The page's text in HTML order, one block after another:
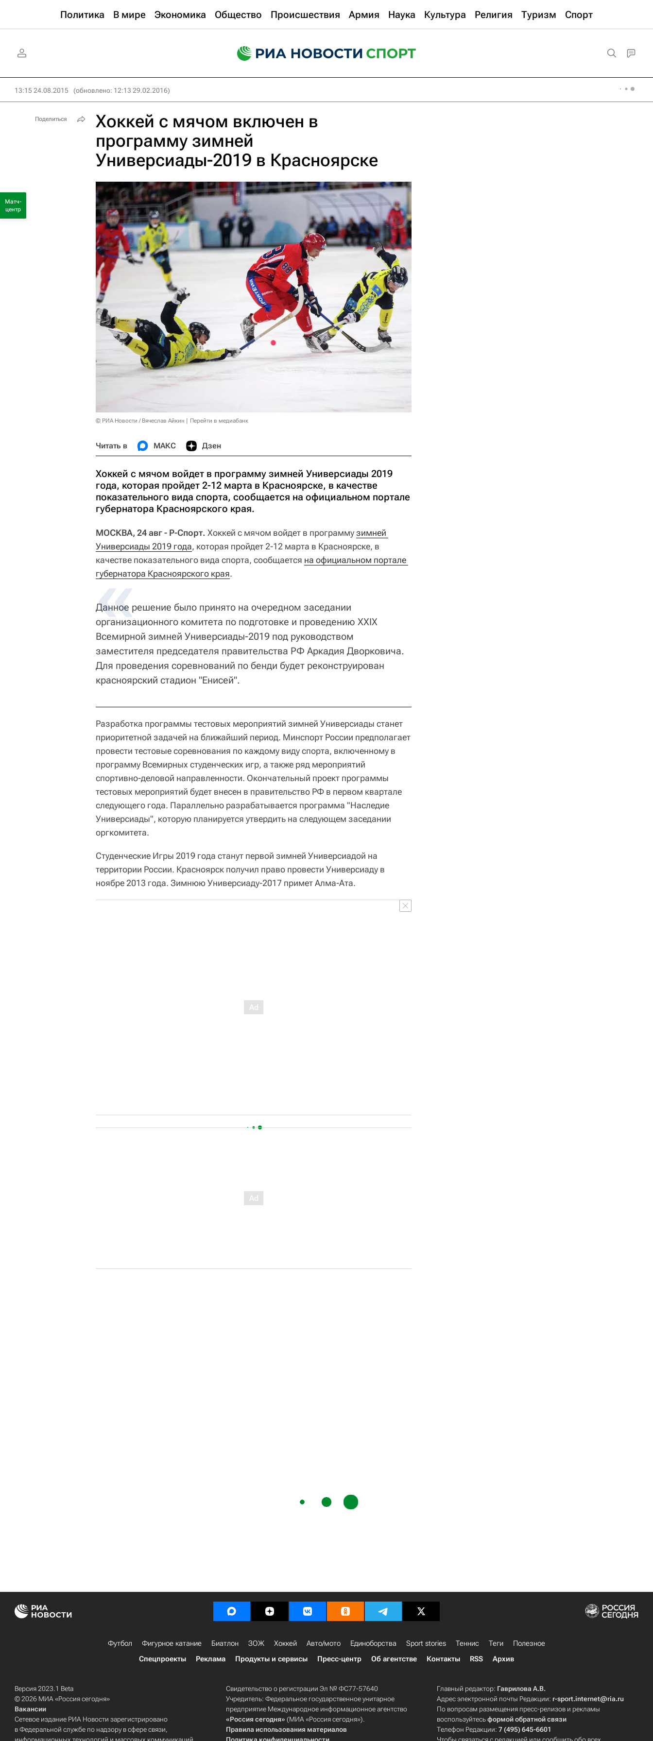
Политика В мире Экономика Общество Происшествия Армия Наука Культура Религия Туризм Спорт
13:15 24.08.2015 (обновлено: 12:13 29.02.2016)
Хоккей с мячом включен в
программу зимней
Универсиады-2019 в Красноярске
© РИА Новости / Вячеслав Айкин Перейти в медиабанк
Читать в МАКС Дзен
Хоккей с мячом войдет в программу зимней Универсиады 2019
года, которая пройдет 2-12 марта в Красноярске, в качестве
показательного вида спорта, сообщается на официальном портале
губернатора Красноярского края.
МОСКВА, 24 авг - Р-Спорт. Хоккей с мячом войдет в программузимней
Универсиады 2019 года, которая пройдет 2-12 марта в Красноярске, в
качестве показательного вида спорта, сообщается на официальном портале
губернатора Красноярского края.
Данное решение было принято на очередном заседании
организационного комитета по подготовке и проведению XXIX
Всемирной зимней Универсиады-2019 под руководством
заместителя председателя правительства РФ Аркадия Дворковича.
Для проведения соревнований по бенди будет реконструирован
красноярский стадион "Енисей".
Разработка программы тестовых мероприятий зимней Универсиады станет
приоритетной задачей на ближайший период. Минспорт России предполагает
провести тестовые соревнования по каждому виду спорта, включенному в
программу Всемирных студенческих игр, а также ряд мероприятий
спортивно-деловой направленности. Окончательный проект программы
тестовых мероприятий будет внесен в правительство РФ в первом квартале
следующего года. Параллельно разрабатывается программа "Наследие
Универсиады", которую планируется утвердить на следующем заседании
оргкомитета.
Студенческие Игры 2019 года станут первой зимней Универсиадой на
территории России. Красноярск получил право провести Универсиаду в
ноябре 2013 года. Зимнюю Универсиаду-2017 примет Алма-Ата.
Поделиться
Матч-
центр
Футбол Фигурное катание Биатлон ЗОЖ Хоккей Авто/мото Единоборства Sport stories Теннис Теги
Полезное
Спецпроекты
Реклама Продукты и сервисы Пресс-центр Об агентстве Контакты RSS Архив
Версия 2023.1 Beta
© 2026 МИА «Россия сегодня»
Вакансии
Сетевое издание РИА Новости зарегистрировано
в Федеральной службе по надзору в сфере связи,
Свидетельство о регистрации Эл № ФС77-57640
Учредитель: Федеральное государственное унитарное
предприятие Международное информационное агентство
«Россия сегодня» (МИА «Россия сегодня»).
Правила использования материалов
Главный редактор: Гаврилова А.В.
Адрес электронной почты Редакции: r-sport.internet@ria.ru
По вопросам размещения пресс-релизов и рекламы
воспользуйтесьформой обратной связи
Телефон Редакции:7 (495) 645-6601